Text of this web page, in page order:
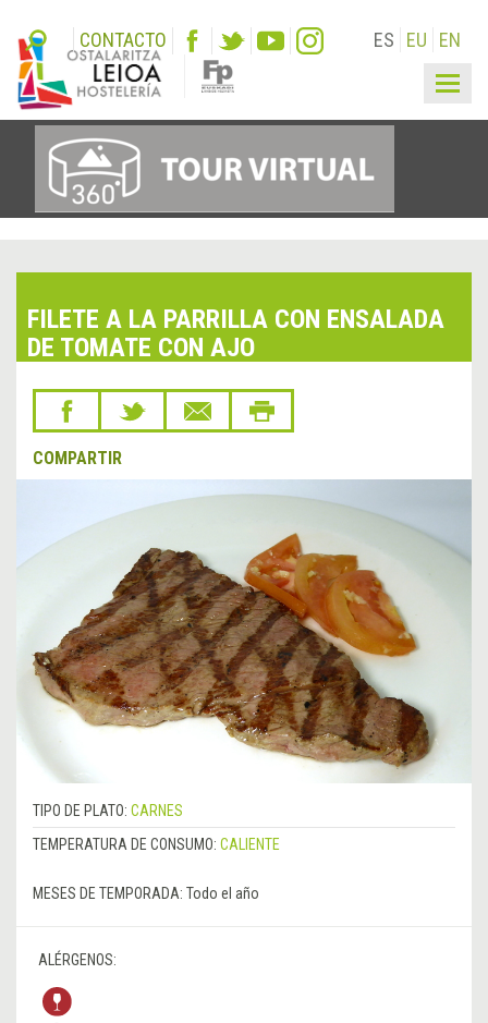
CONTACTO ES EU EN
FILETE A LA PARRILLA CON ENSALADA
DE TOMATE CON AJO
COMPARTIR
TIPO DE PLATO: CARNES
TEMPERATURA DE CONSUMO: CALIENTE
MESES DE TEMPORADA: Todo el año
ALÉRGENOS: